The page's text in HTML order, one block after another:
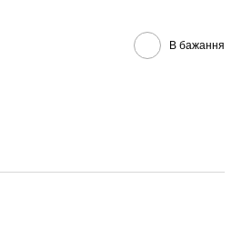
В бажання